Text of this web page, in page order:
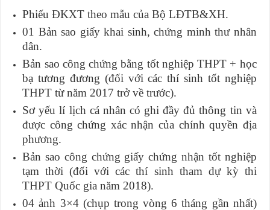
Phiếu ĐKXT theo mẫu của Bộ LĐTB&XH.
01 Bản sao giấy khai sinh, chứng minh thư nhân
dân.
Bản sao công chứng bằng tốt nghiệp THPT + học
bạ tương đương (đối với các thí sinh tốt nghiệp
THPT từ năm 2017 trở về trước).
Sơ yếu lí lịch cá nhân có ghi đầy đủ thông tin và
được công chứng xác nhận của chính quyền địa
phương.
Bản sao công chứng giấy chứng nhận tốt nghiệp
tạm thời (đối với các thí sinh tham dự kỳ thi
THPT Quốc gia năm 2018).
04 ảnh 3×4 (chụp trong vòng 6 tháng gần nhất)